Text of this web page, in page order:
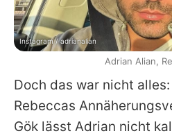
Doch das war nicht
Rebeccas
Gök lässt Adrian nicht
Instagram / adrianalian
Adrian Alian,